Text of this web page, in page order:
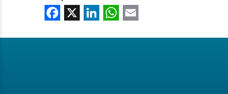
Facebook
X LinkedIn
WhatsApp